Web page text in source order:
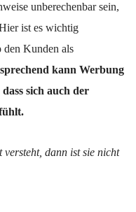
unberechenbar sein,
ist es wichtig
den Kunden als
kann Werbung
sich auch der
versteht, dann ist sie nicht